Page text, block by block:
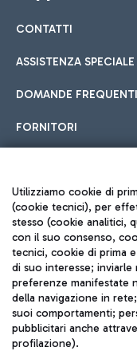
Cucina Internazionale
Fast Food
Hotel in aeroporto
Scegli l'alloggio più
all'aeroporto.
Car sharing
Con il Car Sharing è
Treno
Raggiungi
tramite i servizi
CONTATTI
ASSISTENZA SPECIALE
DOMANDE FREQUENTI
FORNITORI
Seguici sui
Utilizziamo cookie di
(cookie tecnici), per
stesso (cookie analitici,
con il suo consenso,
tecnici, cookie di prima
di suo interesse; inviarle
preferenze manifestate
della navigazione in
suoi comportamenti;
pubblicitari anche
profilazione).